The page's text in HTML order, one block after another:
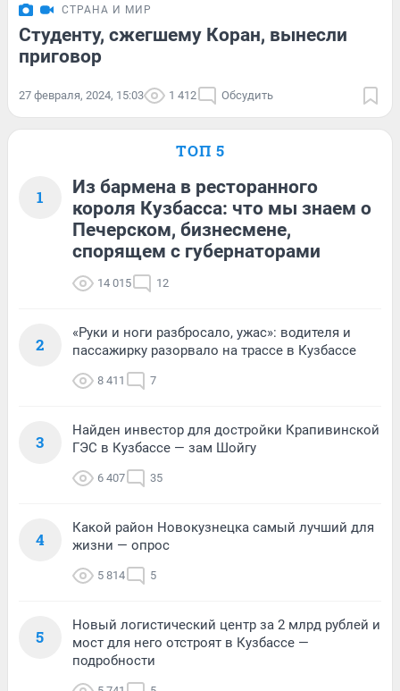
СТРАНА И МИР
Студенту, сжегшему Коран, вынесли
приговор
27 февраля, 2024, 15:03 1 412 Обсудить
ТОП 5
1
Из бармена в ресторанного
короля Кузбасса: что мы знаем о
Печерском, бизнесмене,
спорящем с губернаторами
14 015 12
2
«Руки и ноги разбросало, ужас»: водителя и
пассажирку разорвало на трассе в Кузбассе
8 411 7
3
Найден инвестор для достройки Крапивинской
ГЭС в Кузбассе — зам Шойгу
6 407 35
4
Какой район Новокузнецка самый лучший для
жизни — опрос
5 814 5
5
Новый логистический центр за 2 млрд рублей и
мост для него отстроят в Кузбассе —
подробности